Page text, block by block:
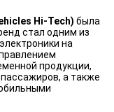
Hi-Tech) была
стал одним из
на
продукции,
а также